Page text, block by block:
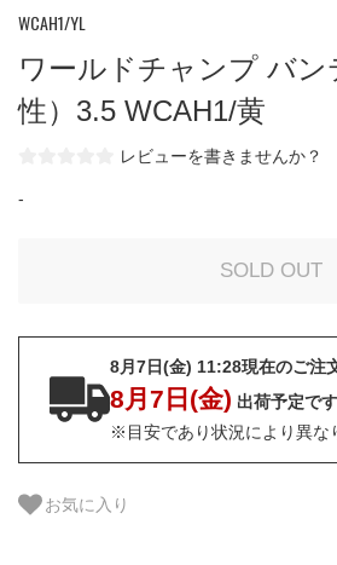
WCAH1/YL
ワールドチャンプ バン
性）3.5 WCAH1/黄
レビューを書きませんか？
-
8月7日(金) 11:28現在のご注
8月7日(金) 出荷予定です
※目安であり状況により異な
お気に入り